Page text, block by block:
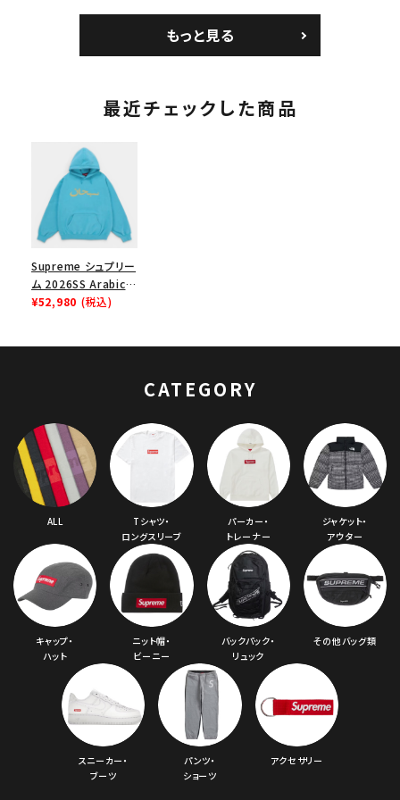
もっと見る
最近チェックした商品
Supreme シュプリー
ム 2026SS Arabic
Logo Hooded
¥52,980 (税込)
CATEGORY
ALL
Tシャツ・
ロングスリーブ
パーカー・
トレーナー
ジャケット・
アウター
キャップ・
ハット
ニット帽・
ビーニー
バックパック・
リュック
その他バッグ類
スニーカー・
ブーツ
パンツ・
ショーツ
アクセサリー